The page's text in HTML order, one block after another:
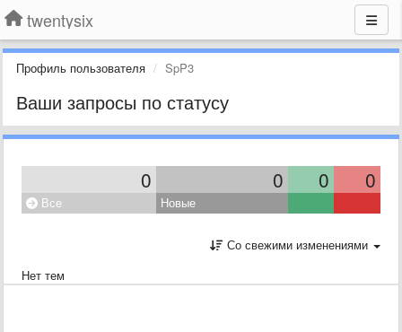
twentysix
Профиль пользователя SpP3
Ваши запросы по статусу
0 0 0 0
Все Новые
Со свежими изменениями
Нет тем